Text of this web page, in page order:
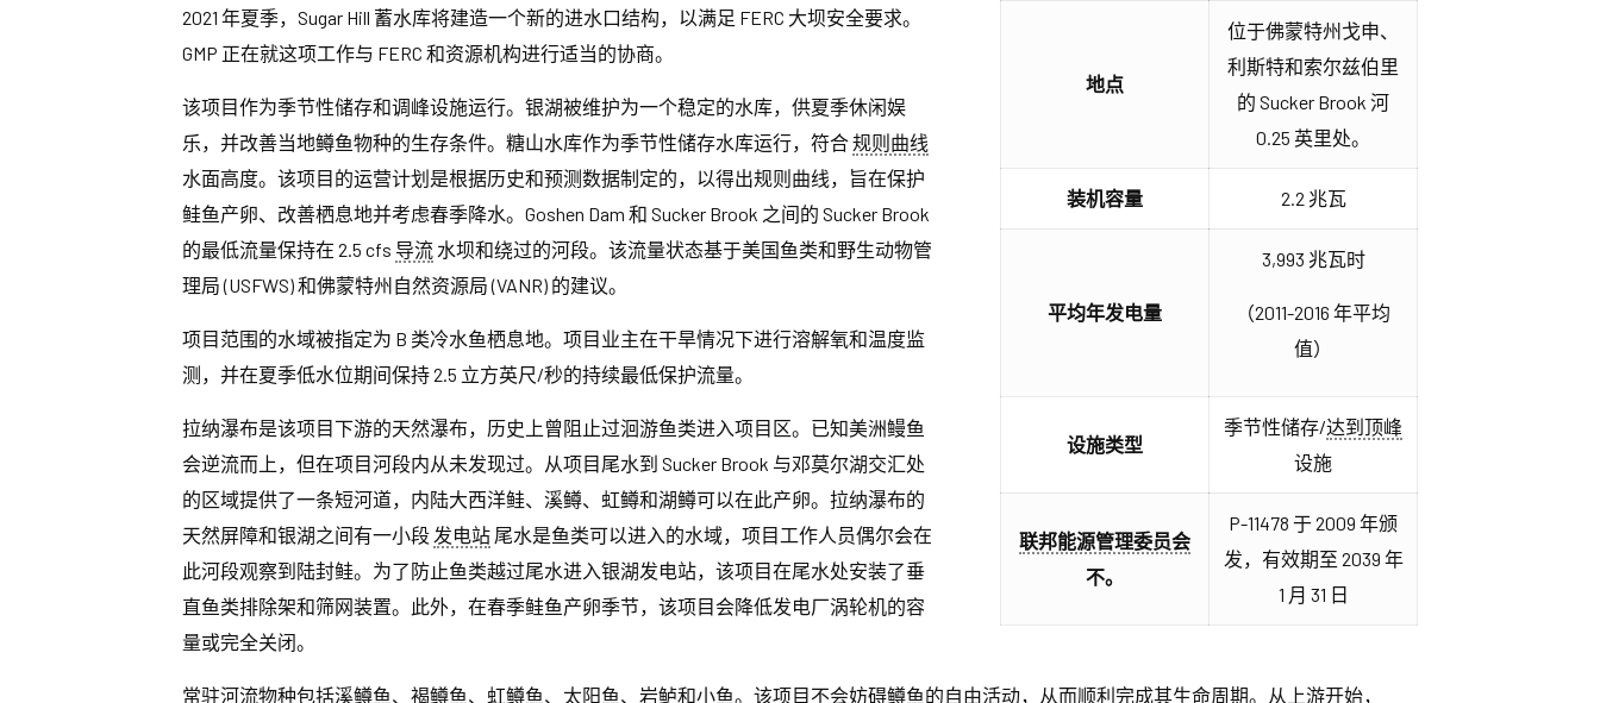
地点
位于佛蒙特州戈申、
利斯特和索尔兹伯里
的 Sucker Brook 河
0.25 英里处。
装机容量 2.2 兆瓦
平均年发电量
3,993 兆瓦时
（2011-2016 年平均
值）
设施类型
季节性储存/达到顶峰
设施
联邦能源管理委员会
不。
P-11478 于 2009 年颁
发，有效期至 2039 年
1 月 31 日
2021 年夏季，Sugar Hill 蓄水库将建造一个新的进水口结构，以满足 FERC 大坝安全要求。
GMP 正在就这项工作与 FERC 和资源机构进行适当的协商。
该项目作为季节性储存和调峰设施运行。银湖被维护为一个稳定的水库，供夏季休闲娱
乐，并改善当地鳟鱼物种的生存条件。糖山水库作为季节性储存水库运行，符合规则曲线
水面高度。该项目的运营计划是根据历史和预测数据制定的，以得出规则曲线，旨在保护
鲑鱼产卵、改善栖息地并考虑春季降水。Goshen Dam 和 Sucker Brook 之间的 Sucker Brook
的最低流量保持在 2.5 cfs 导流水坝和绕过的河段。该流量状态基于美国鱼类和野生动物管
理局 (USFWS) 和佛蒙特州自然资源局 (VANR) 的建议。
项目范围的水域被指定为 B 类冷水鱼栖息地。项目业主在干旱情况下进行溶解氧和温度监
测，并在夏季低水位期间保持 2.5 立方英尺/秒的持续最低保护流量。
拉纳瀑布是该项目下游的天然瀑布，历史上曾阻止过洄游鱼类进入项目区。已知美洲鳗鱼
会逆流而上，但在项目河段内从未发现过。从项目尾水到 Sucker Brook 与邓莫尔湖交汇处
的区域提供了一条短河道，内陆大西洋鲑、溪鳟、虹鳟和湖鳟可以在此产卵。拉纳瀑布的
天然屏障和银湖之间有一小段 发电站尾水是鱼类可以进入的水域，项目工作人员偶尔会在
此河段观察到陆封鲑。为了防止鱼类越过尾水进入银湖发电站，该项目在尾水处安装了垂
直鱼类排除架和筛网装置。此外，在春季鲑鱼产卵季节，该项目会降低发电厂涡轮机的容
量或完全关闭。
常驻河流物种包括溪鳟鱼、褐鳟鱼、虹鳟鱼、太阳鱼、岩鲈和小鱼。该项目不会妨碍鳟鱼的自由活动，从而顺利完成其生命周期。从上游开始，